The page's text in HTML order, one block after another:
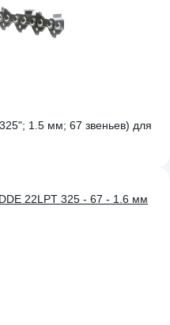
1.5 мм; 67 звеньев) для